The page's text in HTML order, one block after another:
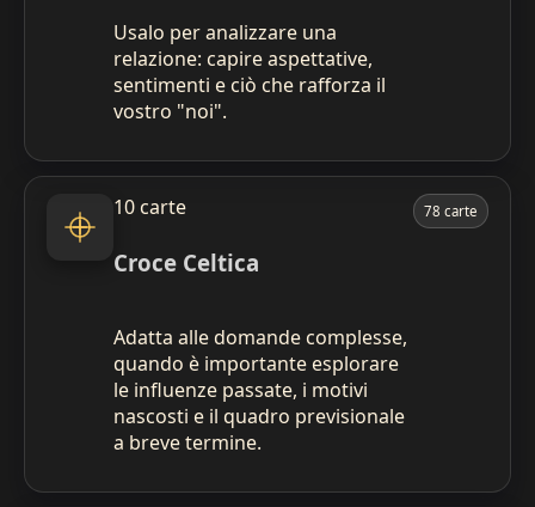
Usalo per analizzare una
relazione: capire aspettative,
sentimenti e ciò che rafforza il
vostro "noi".
10 carte
Croce Celtica
Adatta alle domande complesse,
quando è importante esplorare
le influenze passate, i motivi
nascosti e il quadro previsionale
a breve termine.
78 carte